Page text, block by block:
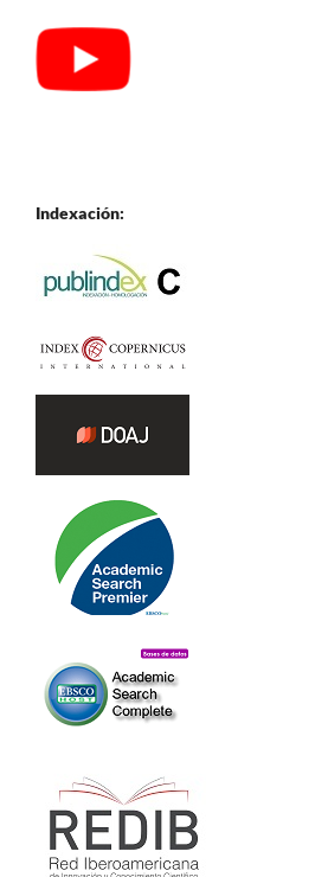
Indexación: